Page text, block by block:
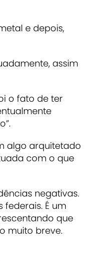
e depois,
assim
o fato de ter
algo arquitetado
com o que
negativas.
É um
que
muito breve.